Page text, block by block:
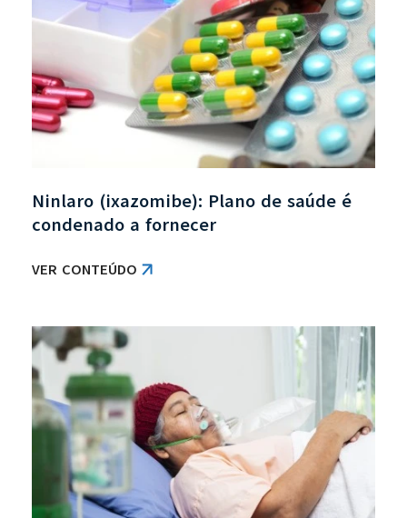
Ninlaro (ixazomibe): Plano de saúde é
condenado a fornecer
VER CONTEÚDO